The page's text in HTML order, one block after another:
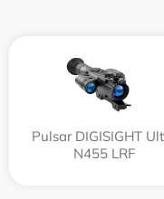
Pulsar DIGISIGHT
N455 LRF